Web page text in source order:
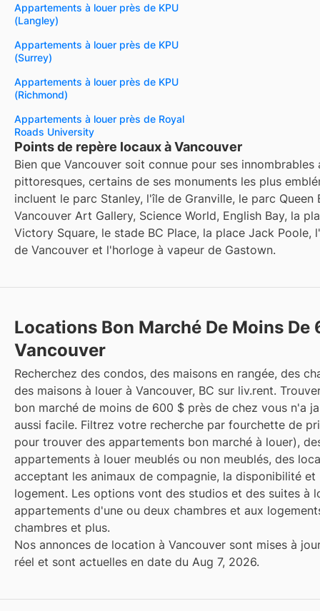
Appartements à louer près de KPU
(Langley)
Appartements à louer près de KPU
(Surrey)
Appartements à louer près de KPU
(Richmond)
Appartements à louer près de Royal
Roads University
Points de repère locaux à Vancouver
Bien que Vancouver soit connue pour ses
pittoresques, certains de ses monuments les plus
incluent le parc Stanley, l'île de Granville, le parc Queen
Vancouver Art Gallery, Science World, English Bay, la
Victory Square, le stade BC Place, la place Jack Poole,
de Vancouver et l'horloge à vapeur de Gastown.
Locations Bon Marché De Moins De
Vancouver
Recherchez des condos, des maisons en rangée, des
des maisons à louer à Vancouver, BC sur liv.rent.
bon marché de moins de 600 $ près de chez vous n'a
aussi facile. Filtrez votre recherche par fourchette de
pour trouver des appartements bon marché à louer),
appartements à louer meublés ou non meublés, des
acceptant les animaux de compagnie, la disponibilité
logement. Les options vont des studios et des suites à
appartements d'une ou deux chambres et aux
chambres et plus.
Nos annonces de location à Vancouver sont mises à
réel et sont actuelles en date du Aug 7, 2026.